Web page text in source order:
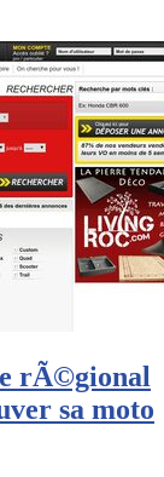
rÃ©gional
sa moto